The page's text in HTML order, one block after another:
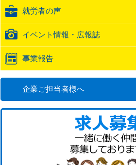
URL就労者の声
イベント情報・広報誌
事業報告
企業ご担当者様へ